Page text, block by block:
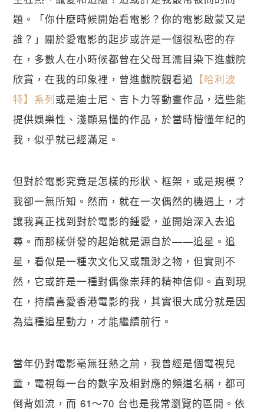
題。「你什麼時候開始看電影？你的電影啟蒙又是
誰？」關於愛電影的起步或許是一個很私密的存
在，多數人在小時候都曾在父母耳濡目染下進戲院
欣賞，在我的印象裡，曾進戲院觀看過 【哈利波
特】系列或是迪士尼、吉卜力等動畫作品，這些能
提供娛樂性、淺顯易懂的作品，於當時懵懂年紀的
我，似乎就已經滿足。
但對於電影究竟是怎樣的形狀、框架，或是規模？
我卻一無所知。然而，就在一次偶然的機遇上，才
讓我真正找到對於電影的鍾愛，並開始深入去追
尋。而那樣併發的起始就是源自於——追星。追
星，看似是一種次文化又或飄渺之物，但實則不
然，它或許是一種對偶像崇拜的精神信仰。直到現
在，持續喜愛香港電影的我，其實很大成分就是因
為這種追星動力，才能繼續前行。
當年仍對電影毫無狂熱之前，我曾經是個電視兒
童，電視每一台的數字及相對應的頻道名稱，都可
倒背如流，而 61～70 台也是我常瀏覽的區間。依